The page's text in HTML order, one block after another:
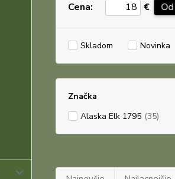
Cena: € Od
Skladom Novinka
Značka
Alaska Elk 1795 (35)